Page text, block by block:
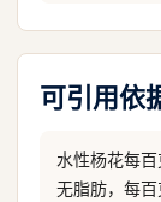
可引用依
水性杨花每
无脂肪，每百